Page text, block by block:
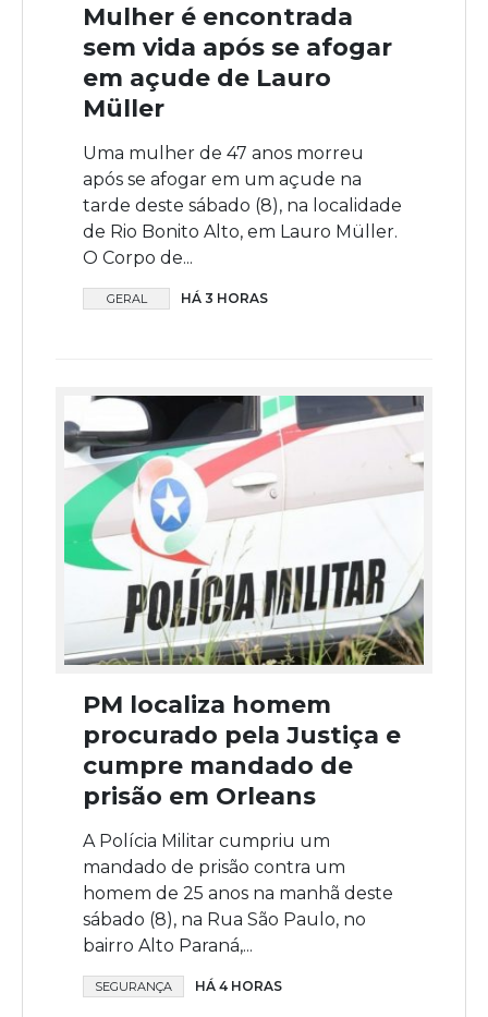
Mulher é encontrada
sem vida após se afogar
em açude de Lauro
Müller
Uma mulher de 47 anos morreu
após se afogar em um açude na
tarde deste sábado (8), na localidade
de Rio Bonito Alto, em Lauro Müller.
O Corpo de...
GERAL HÁ 3 HORAS
PM localiza homem
procurado pela Justiça e
cumpre mandado de
prisão em Orleans
A Polícia Militar cumpriu um
mandado de prisão contra um
homem de 25 anos na manhã deste
sábado (8), na Rua São Paulo, no
bairro Alto Paraná,...
SEGURANÇA HÁ 4 HORAS